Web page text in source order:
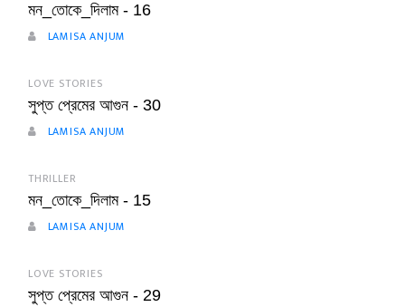
মন_তোকে_দিলাম - 16
LAMISA ANJUM
LOVE STORIES
সুপ্ত প্রেমের আগুন - 30
LAMISA ANJUM
THRILLER
মন_তোকে_দিলাম - 15
LAMISA ANJUM
LOVE STORIES
সুপ্ত প্রেমের আগুন - 29